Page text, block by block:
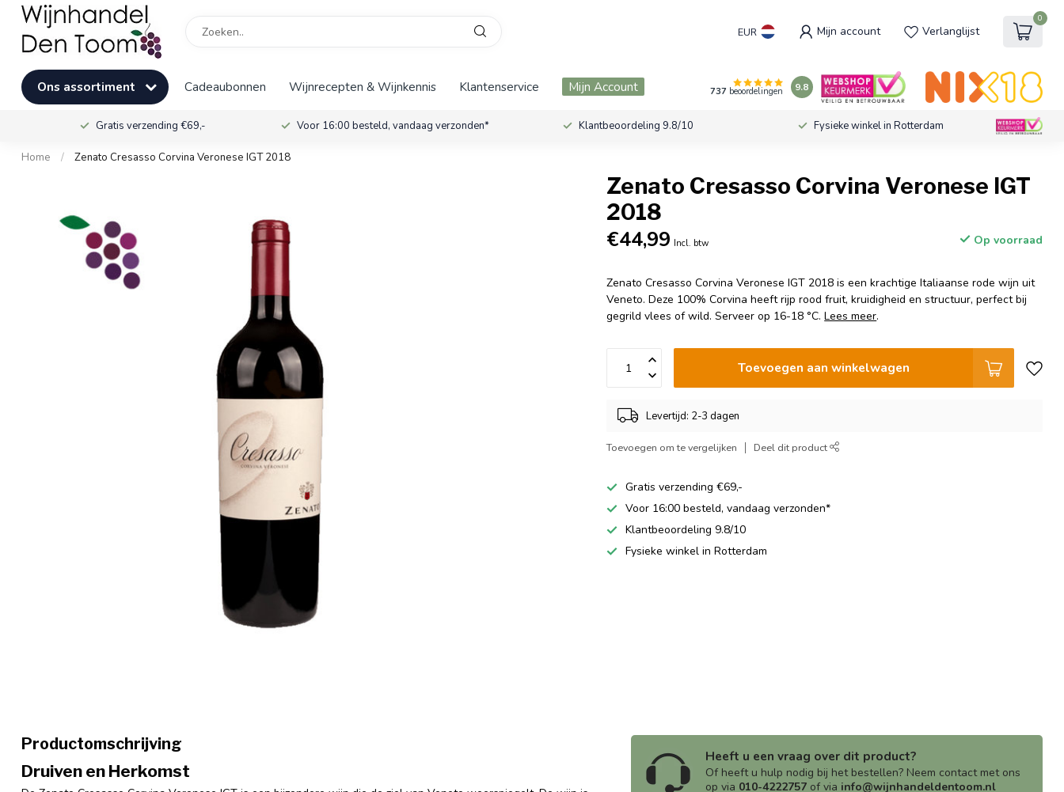
EUR Mijn account Verlanglijst
0
Ons assortiment Cadeaubonnen Wijnrecepten & Wijnkennis Klantenservice Mijn Account 737 beoordelingen 9.8
Gratis verzending €69,- Voor 16:00 besteld, vandaag verzonden* Klantbeoordeling 9.8/10 Fysieke winkel in Rotterdam
Home / Zenato Cresasso Corvina Veronese IGT 2018
Zenato Cresasso Corvina Veronese IGT
2018
€44,99 Incl. btw Op voorraad
Zenato Cresasso Corvina Veronese IGT 2018 is een krachtige Italiaanse rode wijn uit
Veneto. Deze 100% Corvina heeft rijp rood fruit, kruidigheid en structuur, perfect bij
gegrild vlees of wild. Serveer op 16-18 °C.Lees meer.
Toevoegen aan winkelwagen
Levertijd: 2-3 dagen
Toevoegen om te vergelijken Deel dit product
Gratis verzending €69,-
Voor 16:00 besteld, vandaag verzonden*
Klantbeoordeling 9.8/10
Fysieke winkel in Rotterdam
Productomschrijving
Druiven en Herkomst
Heeft u een vraag over dit product?
Of heeft u hulp nodig bij het bestellen? Neem contact met ons
op via 010-4222757 of via info@wijnhandeldentoom.nl